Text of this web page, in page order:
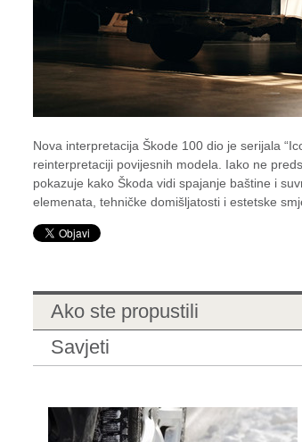
Nova interpretacija Škode 100 dio je serijala
reinterpretaciji povijesnih modela. Iako ne
pokazuje kako Škoda vidi spajanje baštine i
elemenata, tehničke domišljatosti i estetske
Ako ste propustili
Savjeti